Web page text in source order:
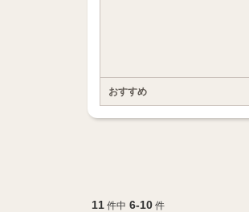
おすすめ
11件中 6-10件